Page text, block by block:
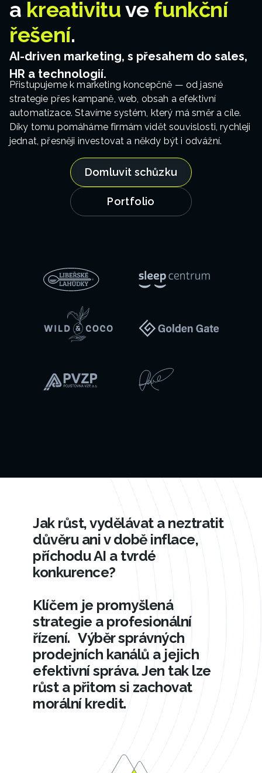
a kreativituve funkční
řešení.
AI-driven marketing, s přesahem do sales,
HR a technologií.
Přistupujeme k marketing koncepčně — od jasné
strategie přes kampaně, web, obsah a efektivní
automatizace. Stavíme systém, který má směr a cíle.
Díky tomu pomáháme firmám vidět souvislosti, rychleji
jednat, přesněji investovat a někdy být i odvážní.
Domluvit schůzku
Portfolio
v
inflace,
se
konkurence
a
příchodu
umělé
inteligence?
je
funkční
strategie
a
kvalitní
správa
Jak růst, vydělávat a neztratit
důvěru ani v době inflace,
příchodu AI a tvrdé
konkurence?
Klíčem je promyšlená
strategie a profesionální
řízení. Výběr správných
prodejních kanálů a jejich
efektivní správa. Jen tak lze
růst a přitom si zachovat
morální kredit.